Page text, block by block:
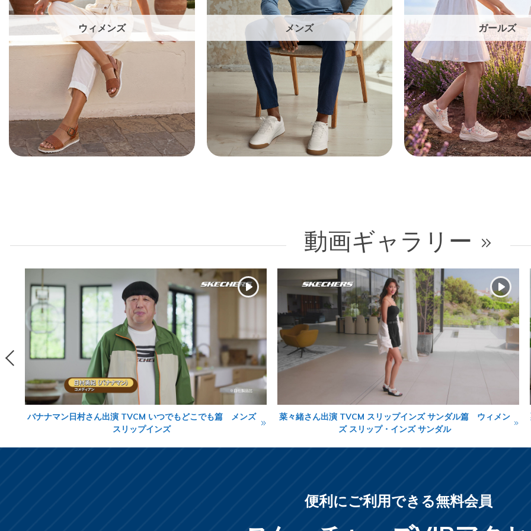
ウィメンズ メンズ ガールズ
動画ギャラリー
バナナマン日村さん出演 TVCM いつでもどこでも篇 メンズ
スリップインズ
菜々緒さん出演 TVCM スリップインズ サンダル篇 ウィメン
ズ スリップ・インズ サンダル
便利にご利用できる無料会員